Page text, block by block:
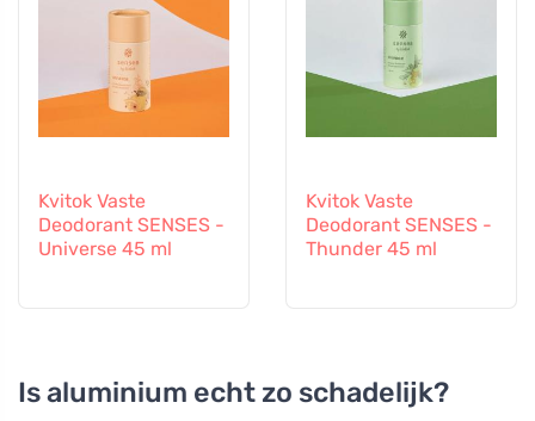
Kvitok Vaste
Deodorant SENSES -
Universe 45 ml
Kvitok Vaste
Deodorant SENSES -
Thunder 45 ml
Is aluminium echt zo schadelijk?